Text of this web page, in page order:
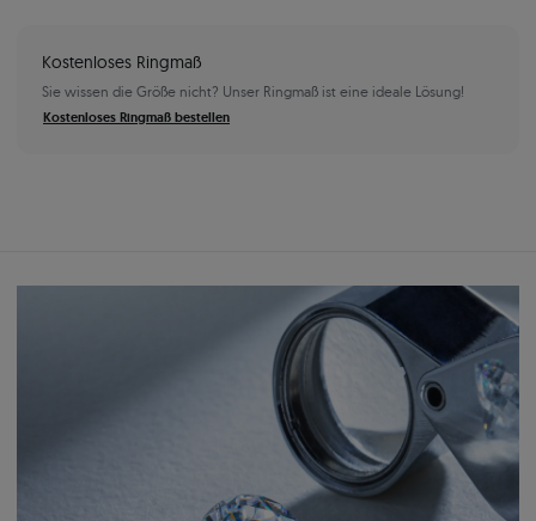
Kostenloses Ringmaß
Sie wissen die Größe nicht? Unser Ringmaß ist eine ideale Lösung!
Kostenloses Ringmaß bestellen